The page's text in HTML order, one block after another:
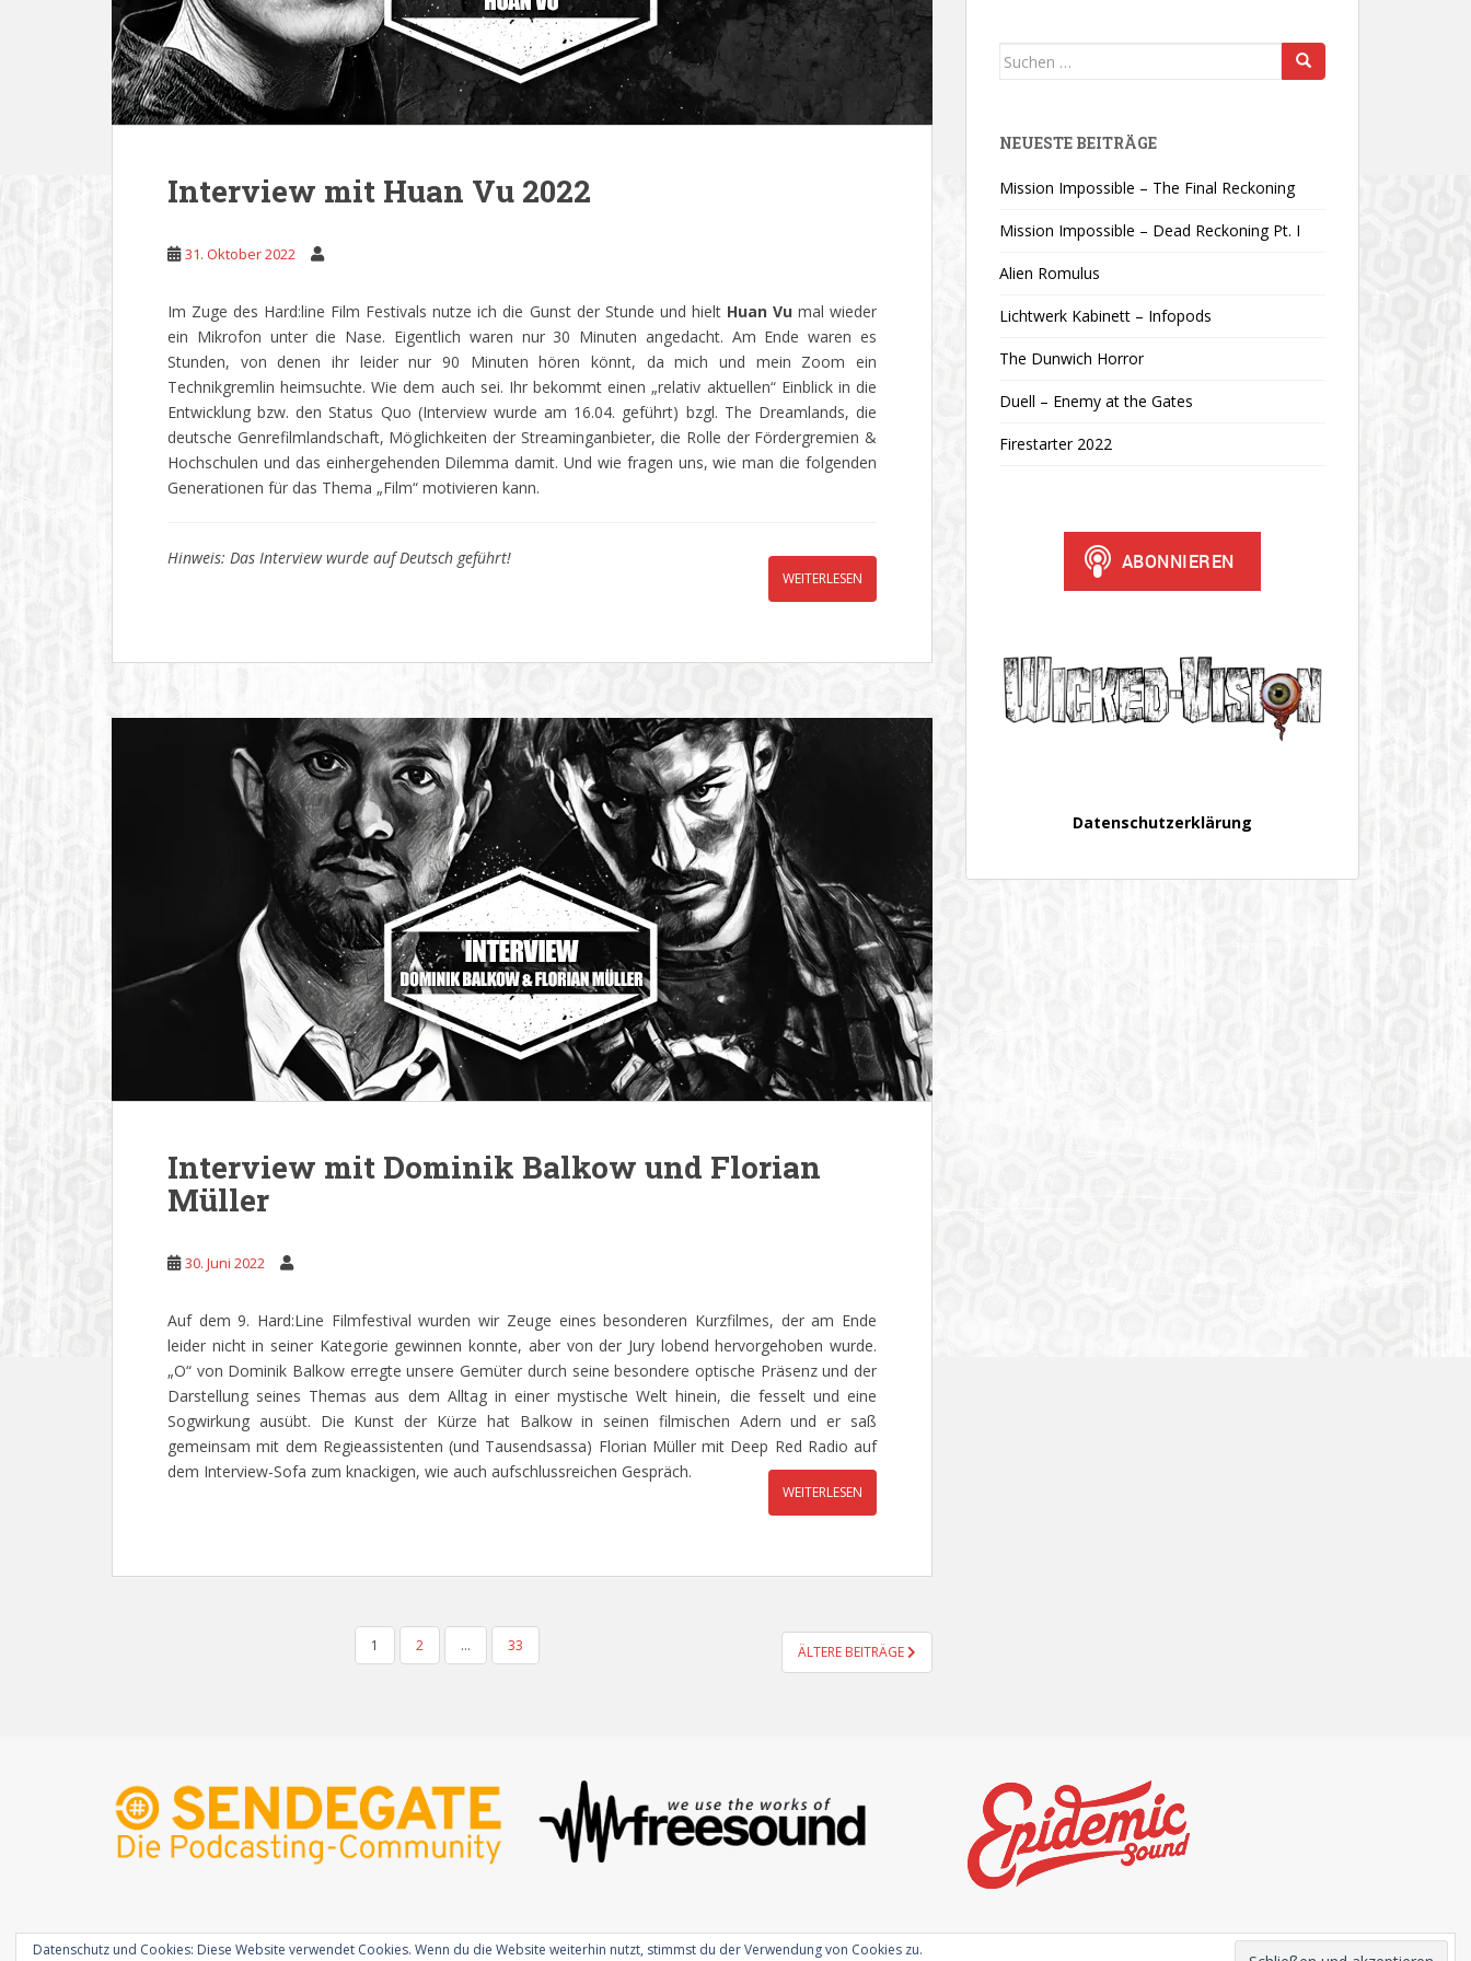
Interview mit Huan Vu 2022
31. Oktober 2022
Im Zuge des Hard:line Film Festivals nutze ich die Gunst der Stunde und hielt Huan Vumal wieder
ein Mikrofon unter die Nase. Eigentlich waren nur 30 Minuten angedacht. Am Ende waren es
Stunden, von denen ihr leider nur 90 Minuten hören könnt, da mich und mein Zoom ein
Technikgremlin heimsuchte. Wie dem auch sei. Ihr bekommt einen „relativ aktuellen“ Einblick in die
Entwicklung bzw. den Status Quo (Interview wurde am 16.04. geführt) bzgl. The Dreamlands, die
deutsche Genrefilmlandschaft, Möglichkeiten der Streaminganbieter, die Rolle der Fördergremien &
Hochschulen und das einhergehenden Dilemma damit. Und wie fragen uns, wie man die folgenden
Generationen für das Thema „Film“ motivieren kann.
Hinweis: Das Interview wurde auf Deutsch geführt!
WEITERLESEN
Interview mit Dominik Balkow und Florian
Müller
30. Juni 2022
Auf dem 9. Hard:Line Filmfestival wurden wir Zeuge eines besonderen Kurzfilmes, der am Ende
leider nicht in seiner Kategorie gewinnen konnte, aber von der Jury lobend hervorgehoben wurde.
„O“ von Dominik Balkow erregte unsere Gemüter durch seine besondere optische Präsenz und der
Darstellung seines Themas aus dem Alltag in einer mystische Welt hinein, die fesselt und eine
Sogwirkung ausübt. Die Kunst der Kürze hat Balkow in seinen filmischen Adern und er saß
gemeinsam mit dem Regieassistenten (und Tausendsassa) Florian Müller mit Deep Red Radio auf
dem Interview-Sofa zum knackigen, wie auch aufschlussreichen Gespräch.
WEITERLESEN
SEITENNUMMERIERUNG
1 2 … 33 ÄLTERE BEITRÄGE
Suchen
NEUESTE BEITRÄGE
Mission Impossible – The Final Reckoning
Mission Impossible – Dead Reckoning Pt. I
Alien Romulus
Lichtwerk Kabinett – Infopods
The Dunwich Horror
Duell – Enemy at the Gates
Firestarter 2022
Datenschutzerklärung
Datenschutz und Cookies: Diese Website verwendet Cookies. Wenn du die Website weiterhin nutzt, stimmst du der Verwendung von Cookies zu.